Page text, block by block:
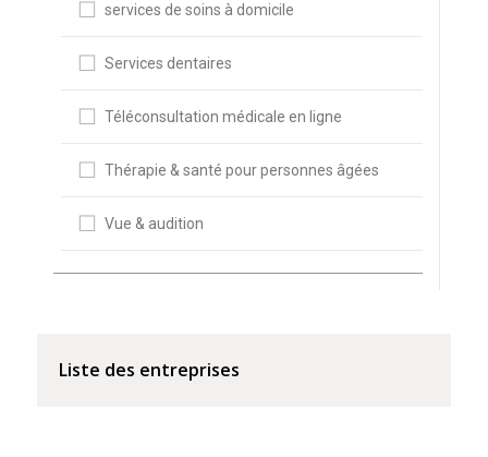
services de soins à domicile
Services dentaires
Téléconsultation médicale en ligne
Thérapie & santé pour personnes âgées
Vue & audition
Liste des entreprises